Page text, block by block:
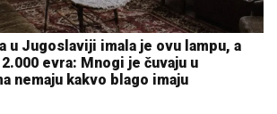
u Jugoslaviji imala je ovu lampu, a
evra: Mnogi je čuvaju u
nemaju kakvo blago imaju